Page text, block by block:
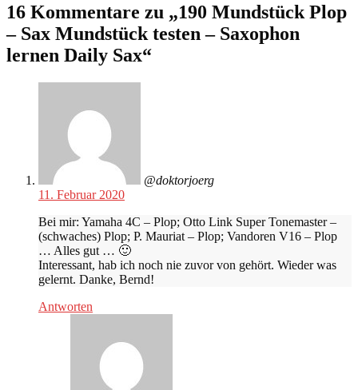
16 Kommentare zu „190 Mundstück Plop
– Sax Mundstück testen – Saxophon
lernen Daily Sax“
@doktorjoerg
11. Februar 2020
Bei mir: Yamaha 4C – Plop; Otto Link Super Tonemaster –
(schwaches) Plop; P. Mauriat – Plop; Vandoren V16 – Plop
… Alles gut … 🙂
Interessant, hab ich noch nie zuvor von gehört. Wieder was
gelernt. Danke, Bernd!
Antworten